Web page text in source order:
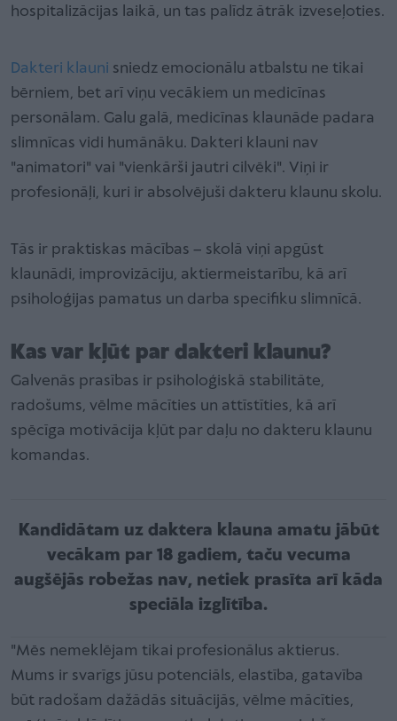
hospitalizācijas laikā, un tas palīdz ātrāk izveseļoties.
Dakteri klauni sniedz emocionālu atbalstu ne tikai
bērniem, bet arī viņu vecākiem un medicīnas
personālam. Galu galā, medicīnas klaunāde padara
slimnīcas vidi humānāku. Dakteri klauni nav
"animatori" vai "vienkārši jautri cilvēki". Viņi ir
profesionāļi, kuri ir absolvējuši dakteru klaunu skolu.
Tās ir praktiskas mācības – skolā viņi apgūst
klaunādi, improvizāciju, aktiermeistarību, kā arī
psiholoģijas pamatus un darba specifiku slimnīcā.
Kas var kļūt par dakteri klaunu?
Galvenās prasības ir psiholoģiskā stabilitāte,
radošums, vēlme mācīties un attīstīties, kā arī
spēcīga motivācija kļūt par daļu no dakteru klaunu
komandas.
Kandidātam uz daktera klauna amatu jābūt
vecākam par 18 gadiem, taču vecuma
augšējās robežas nav, netiek prasīta arī kāda
speciāla izglītība.
"Mēs nemeklējam tikai profesionālus aktierus.
Mums ir svarīgs jūsu potenciāls, elastība, gatavība
būt radošam dažādās situācijās, vēlme mācīties,